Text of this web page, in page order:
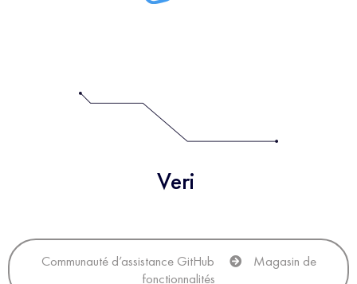
Veri
Communauté d’assistance GitHub
Magasin de
fonctionnalités